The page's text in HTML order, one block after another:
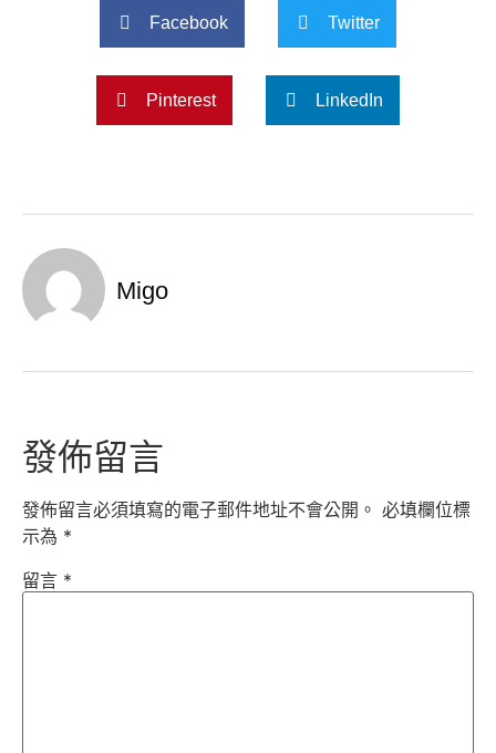
Facebook Twitter
Pinterest LinkedIn
Migo
發佈留言
發佈留言必須填寫的電子郵件地址不會公開。 必填欄位標
示為 *
留言 *